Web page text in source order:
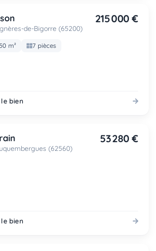
de-Bigorre (65200)
215 000 €
m² 7 pièces
bien
(62560)
53 280 €
bien